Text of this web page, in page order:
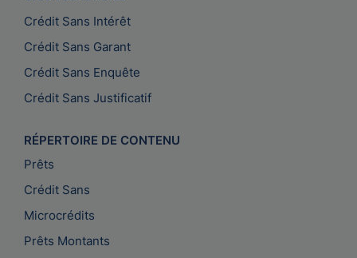
Crédit Sans Intérêt
Crédit Sans Garant
Crédit Sans Enquête
Crédit Sans Justificatif
RÉPERTOIRE DE CONTENU
Prêts
Crédit Sans
Microcrédits
Prêts Montants